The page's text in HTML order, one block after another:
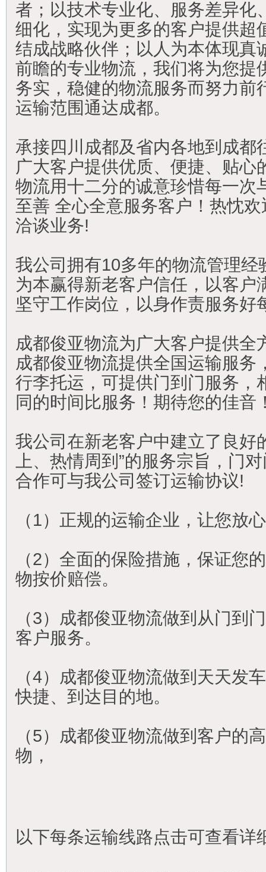
者；以技术专业化、服务差异化
细化，实现为更多的客户提供超
结成战略伙伴；以人为本体现真
前瞻的专业物流，我们将为您提
务实，稳健的物流服务而努力
运输范围通达成都。
承接四川成都及省内各地到成都
广大客户提供优质、便捷、贴心
物流用十二分的诚意珍惜每一次
至善 全心全意服务客户！热忱
洽谈业务!
我公司拥有10多年的物流管理经
为本赢得新老客户信任，以客户
坚守工作岗位，以身作责服务好
成都俊亚物流为广大客户提供全
成都俊亚物流提供全国运输服务
行李托运，可提供门到门服务，
同的时间比服务！期待您的佳音
我公司在新老客户中建立了良好
上、热情周到”的服务宗旨，门
合作可与我公司签订运输协议!
（1）正规的运输企业，让您放
（2）全面的保险措施，保证您
物按价赔偿。
（3）成都俊亚物流做到从门到
客户服务。
（4）成都俊亚物流做到天天发
快捷、到达目的地。
（5）成都俊亚物流做到客户的
物，
以下每条运输线路点击可查看详